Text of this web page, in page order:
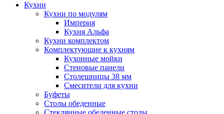
Кухни
Кухни по модулям
Империя
Кухня Альфа
Кухни комплектом
Комплектующие к кухням
Кухонные мойки
Стеновые панели
Столешницы 38 мм
Смесители для кухни
Буфеты
Столы обеденные
Стеклянные обеденные столы